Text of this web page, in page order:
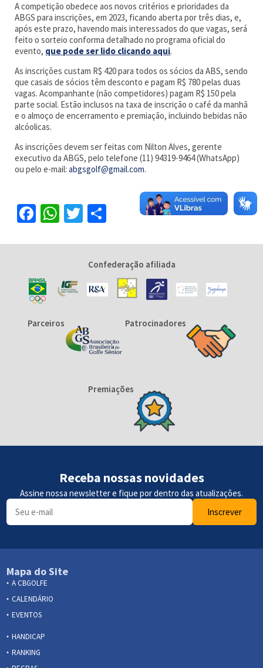
A competição obedece aos novos critérios e prioridades da
ABGS para inscrições, em 2023, ficando aberta por três dias, e,
após este prazo, havendo mais interessados do que vagas, será
feito o sorteio conforma detalhado no programa oficial do
evento, que pode ser lido clicando aqui.
As inscrições custam R$ 420 para todos os sócios da ABS, sendo
que casais de sócios têm desconto e pagam R$ 780 pelas duas
vagas. Acompanhante (não competidores) pagam R$ 150 pela
parte social. Estão inclusos na taxa de inscrição o café da manhã
e o almoço de encerramento e premiação, incluindo bebidas não
alcóolicas.
As inscrições devem ser feitas com Nilton Alves, gerente
executivo da ABGS, pelo telefone (11) 94319-9464 (WhatsApp)
ou pelo e-mail:abgsgolf@gmail.com.
Facebook
WhatsApp
TwitterShare
Confederação afiliada
Parceiros Patrocinadores
Premiações
Receba nossas novidades
Assine nossa newsletter e fique por dentro das atualizações.
Inscrever
Mapa do Site
A CBGOLFE
CALENDÁRIO
EVENTOS
HANDICAP
RANKING